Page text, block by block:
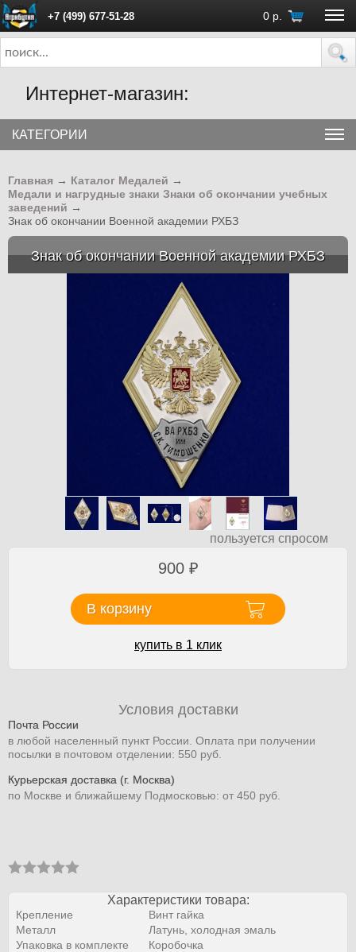
+7 (499) 677-51-28 0 р.
ПН - ПТ с 10:00 до 18:00 (Москва)
Интернет-магазин:
КАТЕГОРИИ
Главная → Каталог Медалей →
Медали и нагрудные знаки Знаки об окончании учебных
заведений →
Знак об окончании Военной академии РХБЗ
Знак об окончании Военной академии РХБЗ
пользуется спросом
900 ₽
В корзину
купить в 1 клик
Условия доставки
Почта России
в любой населенный пункт России. Оплата при получении
посылки в почтовом отделении: 550 руб.
Курьерская доставка (г. Москва)
по Москве и ближайшему Подмосковью: от 450 руб.
Характеристики товара:
Крепление
Винт гайка
Металл
Латунь, холодная эмаль
Упаковка в комплекте
Коробочка